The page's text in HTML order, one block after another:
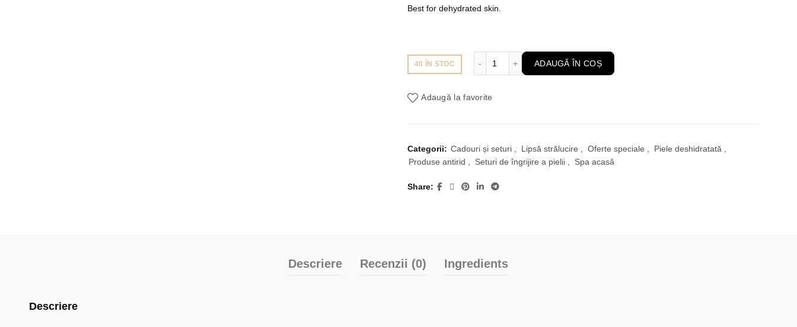
inițial
fost:
559,00 lei.
Best for dehydrated skin.
40 ÎN STOC
Cantitate Set 4 Produse Ingrijire Ten Deshidratat
ADAUGĂ ÎN COȘ
Adaugă la favorite
Categorii: Cadouri și seturi Lipsă strălucire Oferte speciale Piele deshidratată
Produse antirid
Seturi de îngrijire a pielii Spa acasă
Share
Descriere Recenzii (0) Ingredients
Descriere